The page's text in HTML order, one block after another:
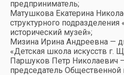
предприниматель;
Матушкова Екатерина
структурного подразделения
исторический музей»;
Мизина Ирина Андреевна —
«Детская школа искусств г.
Паршуков Петр Николаевич
председатель